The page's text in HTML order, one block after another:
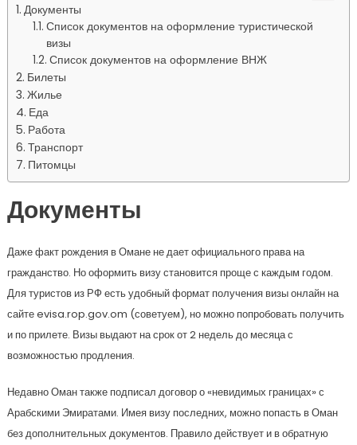
Документы
Список документов на оформление туристической
визы
Список документов на оформление ВНЖ
Билеты
Жилье
Еда
Работа
Транспорт
Питомцы
Документы
Даже факт рождения в Омане не дает официального права на
гражданство. Но оформить визу становится проще с каждым годом.
Для туристов из РФ есть удобный формат получения визы онлайн на
сайте evisa.rop.gov.om (советуем), но можно попробовать получить
и по прилете. Визы выдают на срок от 2 недель до месяца с
возможностью продления.
Недавно Оман также подписал договор о «невидимых границах» с
Арабскими Эмиратами. Имея визу последних, можно попасть в Оман
без дополнительных документов. Правило действует и в обратную